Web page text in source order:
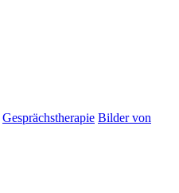
Gesprächstherapie Bilder von